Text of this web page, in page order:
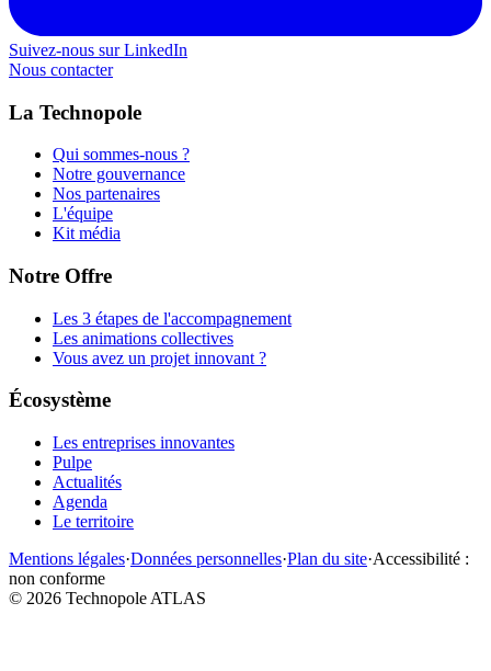
Suivez-nous sur LinkedIn
Nous contacter
La Technopole
Qui sommes-nous ?
Notre gouvernance
Nos partenaires
L'équipe
Kit média
Notre Offre
Les 3 étapes de l'accompagnement
Les animations collectives
Vous avez un projet innovant ?
Écosystème
Les entreprises innovantes
Pulpe
Actualités
Agenda
Le territoire
Mentions légales·Données personnelles·Plan du site·Accessibilité :
non conforme
© 2026 Technopole ATLAS